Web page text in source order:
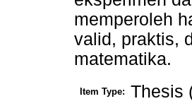
memperoleh
valid, praktis,
matematika.
Item Type: Thesis